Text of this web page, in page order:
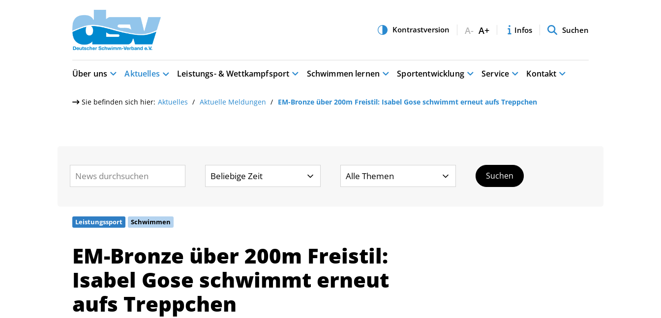
A- A+ Infos Suchen
Über uns Aktuelles Leistungs- & Wettkampfsport Schwimmen lernen Sportentwicklung Service Kontakt
Sie befinden sich hier: Aktuelles Aktuelle Meldungen EM-Bronze über 200m Freistil: Isabel Gose schwimmt erneut aufs Treppchen
Leistungssport Schwimmen
EM-Bronze über 200m Freistil:
Isabel Gose schwimmt erneut
aufs Treppchen